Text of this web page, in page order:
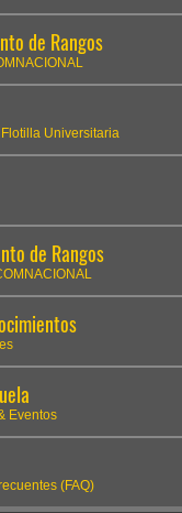
de Rangos
Universitaria
de Rangos
Eventos
(FAQ)